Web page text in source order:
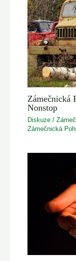
Zámečnická
Nonstop
Diskuze /
Zámečnická